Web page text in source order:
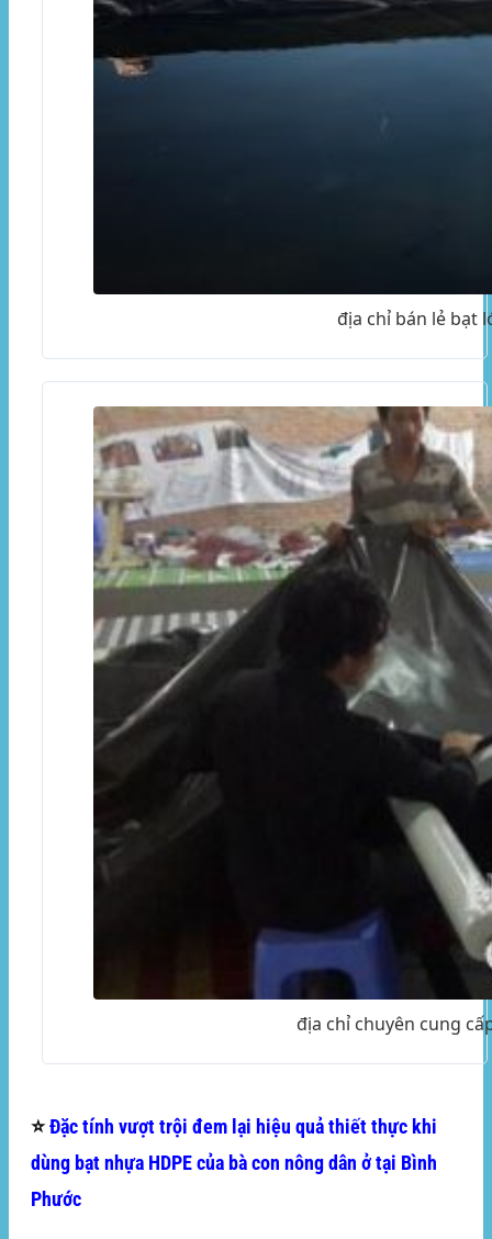
địa chỉ bán lẻ bạt
địa chỉ chuyên cung
⭐Đặc tính vượt trội đem lại hiệu quả thiết thực khi
dùng bạt nhựa HDPE của bà con nông dân ở tại Bình
Phước